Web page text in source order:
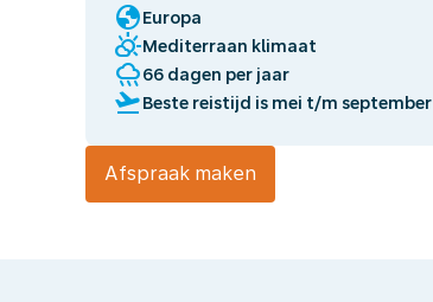
globeEuropa
partly_cloudy_dayMediterraan klimaat
rainy66 dagen per jaar
flight_takeoffBeste reistijd is mei t/m september
Afspraak maken
Wij